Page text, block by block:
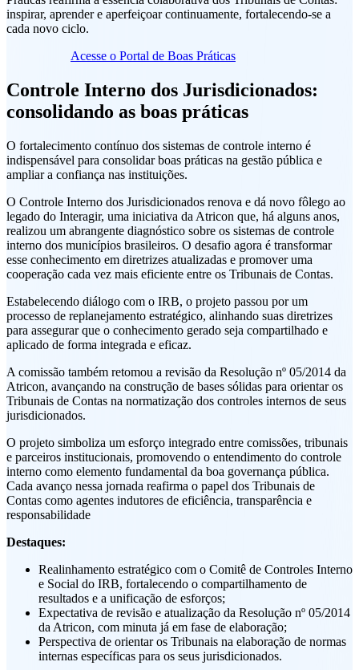
inspirar, aprender e aperfeiçoar continuamente, fortalecendo-se a
cada novo ciclo.
Acesse o Portal de Boas Práticas
Controle Interno dos Jurisdicionados:
consolidando as boas práticas
O fortalecimento contínuo dos sistemas de controle interno é
indispensável para consolidar boas práticas na gestão pública e
ampliar a confiança nas instituições.
O Controle Interno dos Jurisdicionados renova e dá novo fôlego ao
legado do Interagir, uma iniciativa da Atricon que, há alguns anos,
realizou um abrangente diagnóstico sobre os sistemas de controle
interno dos municípios brasileiros. O desafio agora é transformar
esse conhecimento em diretrizes atualizadas e promover uma
cooperação cada vez mais eficiente entre os Tribunais de Contas.
Estabelecendo diálogo com o IRB, o projeto passou por um
processo de replanejamento estratégico, alinhando suas diretrizes
para assegurar que o conhecimento gerado seja compartilhado e
aplicado de forma integrada e eficaz.
A comissão também retomou a revisão da Resolução nº 05/2014 da
Atricon, avançando na construção de bases sólidas para orientar os
Tribunais de Contas na normatização dos controles internos de seus
jurisdicionados.
O projeto simboliza um esforço integrado entre comissões, tribunais
e parceiros institucionais, promovendo o entendimento do controle
interno como elemento fundamental da boa governança pública.
Cada avanço nessa jornada reafirma o papel dos Tribunais de
Contas como agentes indutores de eficiência, transparência e
responsabilidade
Destaques:
Realinhamento estratégico com o Comitê de Controles Interno
e Social do IRB, fortalecendo o compartilhamento de
resultados e a unificação de esforços;
Expectativa de revisão e atualização da Resolução nº 05/2014
da Atricon, com minuta já em fase de elaboração;
Perspectiva de orientar os Tribunais na elaboração de normas
internas específicas para os seus jurisdicionados.